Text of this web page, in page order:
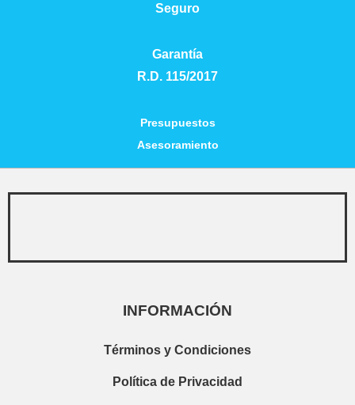
Seguro
Garantía
R.D. 115/2017
Presupuestos
Asesoramiento
INFORMACIÓN
Términos y Condiciones
Política de Privacidad